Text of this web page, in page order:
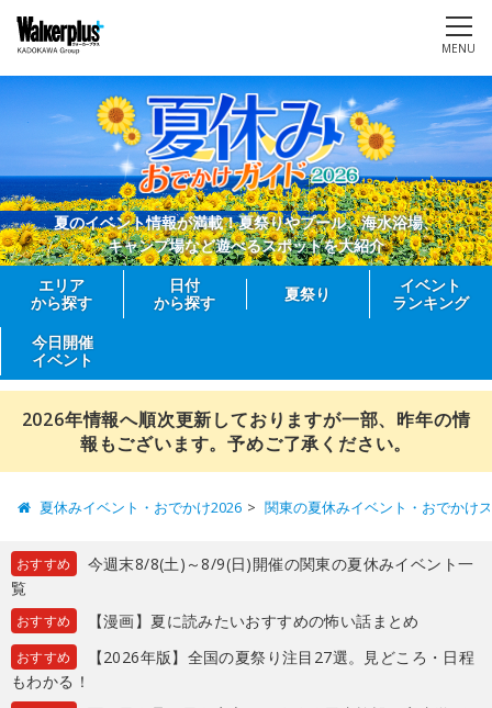
MENU
夏のイベント情報が満載！夏祭りやプール、海水浴場、
キャンプ場など遊べるスポットを大紹介
エリア
から探す
日付
から探す
夏祭り
イベント
ランキング
今日開催
イベント
2026年情報へ順次更新しておりますが一部、昨年の情
報もございます。予めご了承ください。
夏休みイベント・おでかけ2026 関東の夏休みイベント・おでかけ
おすすめ
今週末8/8(土)～8/9(日)開催の関東の夏休みイベント一
覧
おすすめ 【漫画】夏に読みたいおすすめの怖い話まとめ
おすすめ
【2026年版】全国の夏祭り注目27選。見どころ・日程
もわかる！